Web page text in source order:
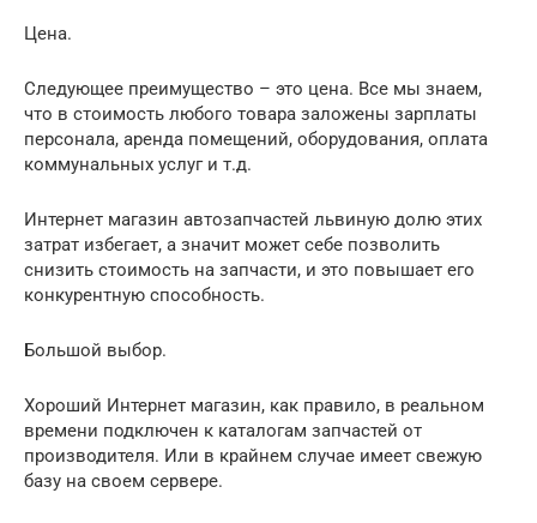
Цена.
Следующее преимущество – это цена. Все мы знаем,
что в стоимость любого товара заложены зарплаты
персонала, аренда помещений, оборудования, оплата
коммунальных услуг и т.д.
Интернет магазин автозапчастей львиную долю этих
затрат избегает, а значит может себе позволить
снизить стоимость на запчасти, и это повышает его
конкурентную способность.
Большой выбор.
Хороший Интернет магазин, как правило, в реальном
времени подключен к каталогам запчастей от
производителя. Или в крайнем случае имеет свежую
базу на своем сервере.